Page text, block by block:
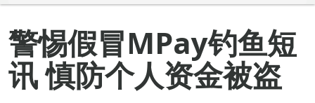
警惕假冒MPay钓鱼短
讯 慎防个人资金被盗